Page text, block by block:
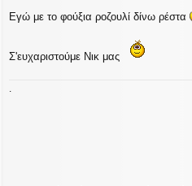
ε
η
Εγώ με το φούξια ροζουλί δίνω ρέστα
Σ'ευχαριστούμε Νικ μας
.